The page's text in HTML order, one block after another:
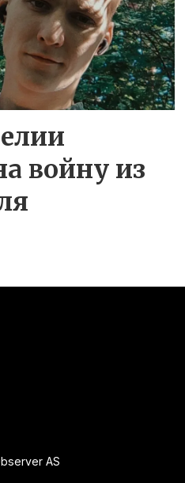
войну из
AS